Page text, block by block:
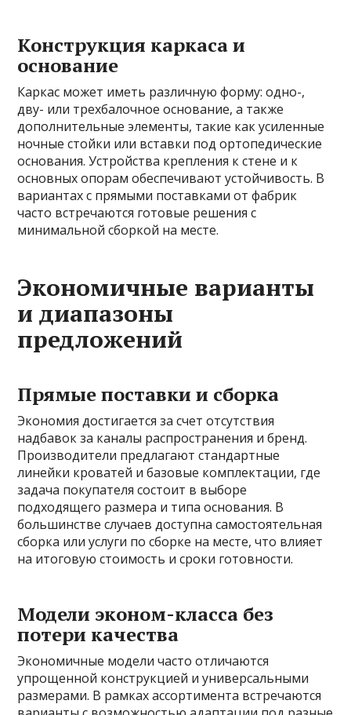
Конструкция каркаса и
основание
Каркас может иметь различную форму: одно-,
дву- или трехбалочное основание, а также
дополнительные элементы, такие как усиленные
ночные стойки или вставки под ортопедические
основания. Устройства крепления к стене и к
основных опорам обеспечивают устойчивость. В
вариантах с прямыми поставками от фабрик
часто встречаются готовые решения с
минимальной сборкой на месте.
Экономичные варианты
и диапазоны
предложений
Прямые поставки и сборка
Экономия достигается за счет отсутствия
надбавок за каналы распространения и бренд.
Производители предлагают стандартные
линейки кроватей и базовые комплектации, где
задача покупателя состоит в выборе
подходящего размера и типа основания. В
большинстве случаев доступна самостоятельная
сборка или услуги по сборке на месте, что влияет
на итоговую стоимость и сроки готовности.
Модели эконом-класса без
потери качества
Экономичные модели часто отличаются
упрощенной конструкцией и универсальными
размерами. В рамках ассортимента встречаются